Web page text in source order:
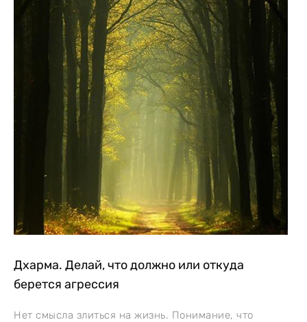
Дхарма. Делай, что должно или откуда
берется агрессия
Нет смысла злиться на жизнь. Понимание, что